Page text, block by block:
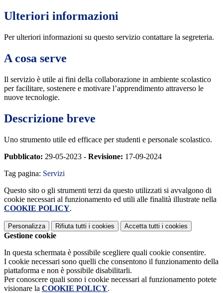
Ulteriori informazioni
Per ulteriori informazioni su questo servizio contattare la segreteria.
A cosa serve
Il servizio è utile ai fini della collaborazione in ambiente scolastico
per facilitare, sostenere e motivare l’apprendimento attraverso le
nuove tecnologie.
Descrizione breve
Uno strumento utile ed efficace per studenti e personale scolastico.
Pubblicato: 29-05-2023 - Revisione: 17-09-2024
Tag pagina: Servizi
Questo sito o gli strumenti terzi da questo utilizzati si avvalgono di
cookie necessari al funzionamento ed utili alle finalità illustrate nella
COOKIE POLICY.
Personalizza Rifiuta tutti i cookies Accetta tutti i cookies
Gestione cookie
In questa schermata è possibile scegliere quali cookie consentire.
I cookie necessari sono quelli che consentono il funzionamento della
piattaforma e non è possibile disabilitarli.
Per conoscere quali sono i cookie necessari al funzionamento potete
visionare la COOKIE POLICY.